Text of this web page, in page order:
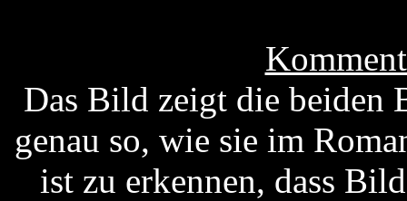
Das Bild zeigt die beiden
genau so, wie sie im
ist zu erkennen, dass